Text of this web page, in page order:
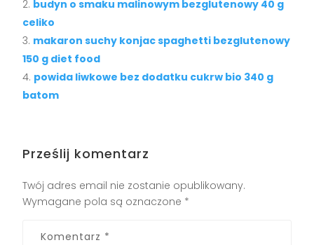
budyn o smaku malinowym bezglutenowy 40 g
celiko
makaron suchy konjac spaghetti bezglutenowy
150 g diet food
powida liwkowe bez dodatku cukrw bio 340 g
batom
Prześlij komentarz
Twój adres email nie zostanie opublikowany.
Wymagane pola są oznaczone *